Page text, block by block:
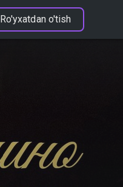
Ro'yxatdan o'tish